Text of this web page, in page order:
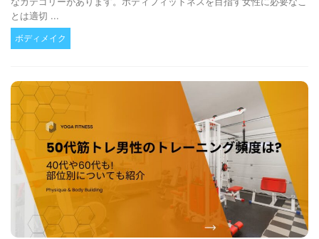
とは適切 ...
ボディメイク